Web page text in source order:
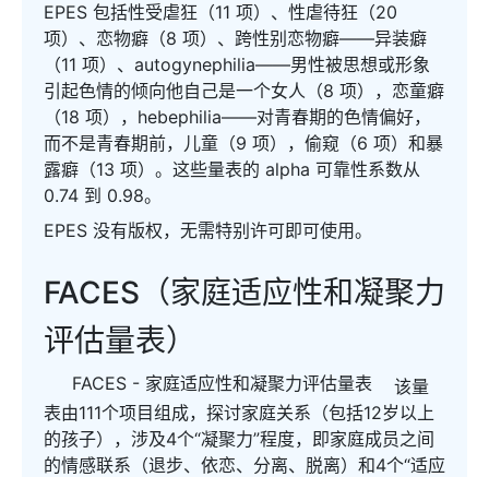
EPES 包括性受虐狂（11 项）、性虐待狂（20
项）、恋物癖（8 项）、跨性别恋物癖——异装癖
（11 项）、autogynephilia——男性被思想或形象
引起色情的倾向他自己是一个女人（8 项），恋童癖
（18 项），hebephilia——对青春期的色情偏好，
而不是青春期前，儿童（9 项），偷窥（6 项）和暴
露癖（13 项）。这些量表的 alpha 可靠性系数从
0.74 到 0.98。
EPES 没有版权，无需特别许可即可使用。
FACES（家庭适应性和凝聚力
评估量表）
FACES - 家庭适应性和凝聚力评估量表
该量
表由111个项目组成，探讨家庭关系（包括12岁以上
的孩子），涉及4个“凝聚力”程度，即家庭成员之间
的情感联系（退步、依恋、分离、脱离）和4个“适应